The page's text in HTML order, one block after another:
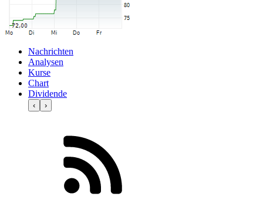
Nachrichten
Analysen
Kurse
Chart
Dividende
‹ ›